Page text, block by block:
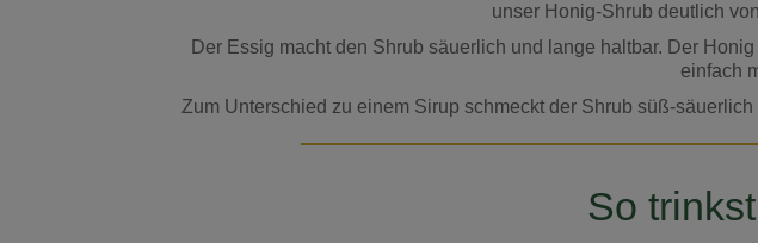
unser Honig-Shrub deutlich
Der Essig macht den Shrub säuerlich und lange haltbar. Der
einfach
Zum Unterschied zu einem Sirup schmeckt der Shrub süß-
So